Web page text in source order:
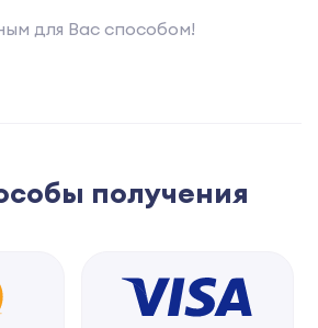
для Вас способом!
получения